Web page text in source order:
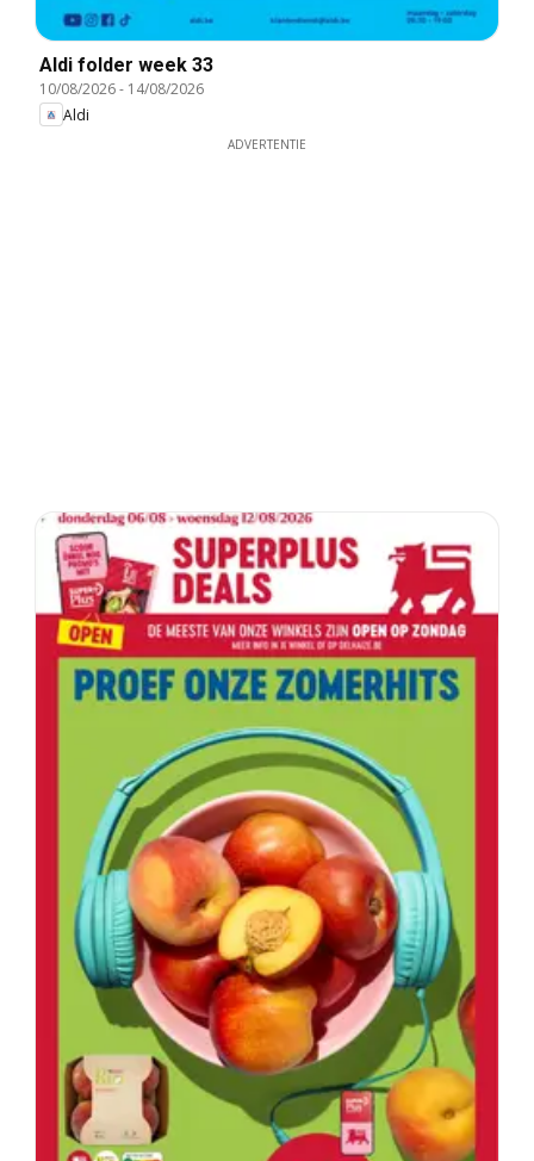
Aldi folder week 33
10/08/2026- 14/08/2026
Aldi
ADVERTENTIE